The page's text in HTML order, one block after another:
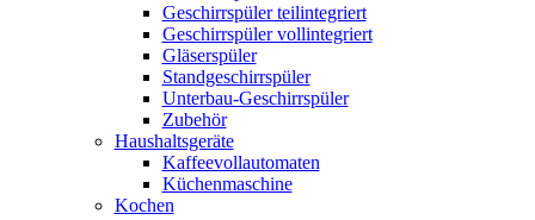
Geschirrspüler teilintegriert
Geschirrspüler vollintegriert
Gläserspüler
Standgeschirrspüler
Unterbau-Geschirrspüler
Zubehör
Haushaltsgeräte
Kaffeevollautomaten
Küchenmaschine
Kochen